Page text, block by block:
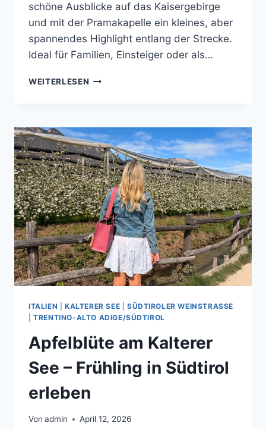
schöne Ausblicke auf das Kaisergebirge
und mit der Pramakapelle ein kleines, aber
spannendes Highlight entlang der Strecke.
Ideal für Familien, Einsteiger oder als…
WEITERLESEN PRAMA
–
LEICHTE
RUNDWANDERUNG
IN
GOING
AM
WILDEN
KAISER
ITALIEN KALTERER SEE
SÜDTIROLER WEINSTRASSE
|TRENTINO-ALTO ADIGE/SÜDTIROL
Apfelblüte am Kalterer
See – Frühling in Südtirol
erleben
Von admin April 12, 2026